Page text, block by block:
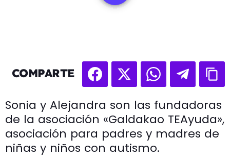
COMPARTE
Sonia y Alejandra son las fundadoras
de la asociación «Galdakao TEAyuda»,
asociación para padres y madres de
niñas y niños con autismo.